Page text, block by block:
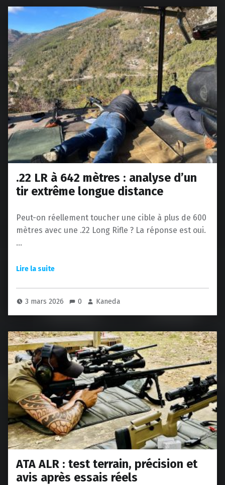
.22 LR à 642 mètres : analyse d’un
tir extrême longue distance
Peut-on réellement toucher une cible à plus de 600
mètres avec une .22 Long Rifle ? La réponse est oui.
…
3 mars 2026 0 Kaneda
ATA ALR : test terrain, précision et
avis après essais réels